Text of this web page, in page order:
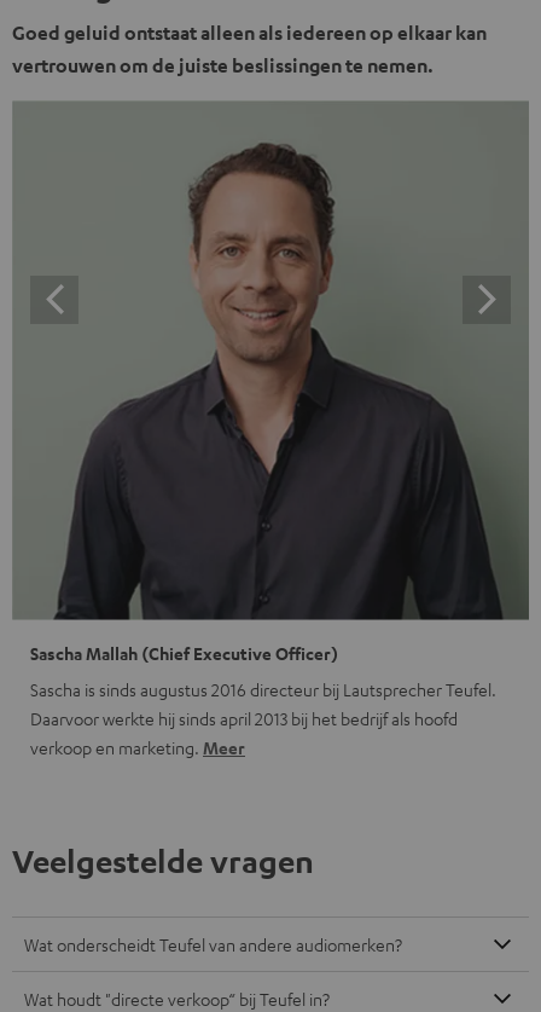
Goed geluid ontstaat alleen als iedereen op elkaar kan
vertrouwen om de juiste beslissingen te nemen.
Sascha Mallah (Chief Executive Officer)
Sascha is sinds augustus 2016 directeur bij Lautsprecher Teufel.
Daarvoor werkte hij sinds april 2013 bij het bedrijf als hoofd
verkoop en marketing. Meer
Veelgestelde vragen
Wat onderscheidt Teufel van andere audiomerken?
Wat houdt "directe verkoop“ bij Teufel in?